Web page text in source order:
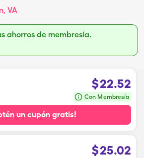
VA
ahorros de membresía.
$22.52
Con Membresía
un cupón gratis!
$25.02